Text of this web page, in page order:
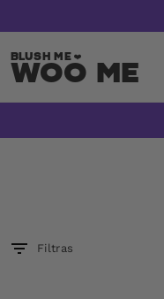
Woo Me
Filtras